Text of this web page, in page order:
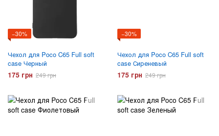
−30%
Чехол для Poco C65 Full soft
case Черный
175 грн 249 грн
−30%
Чехол для Poco C65 Full soft
case Сиреневый
175 грн 249 грн